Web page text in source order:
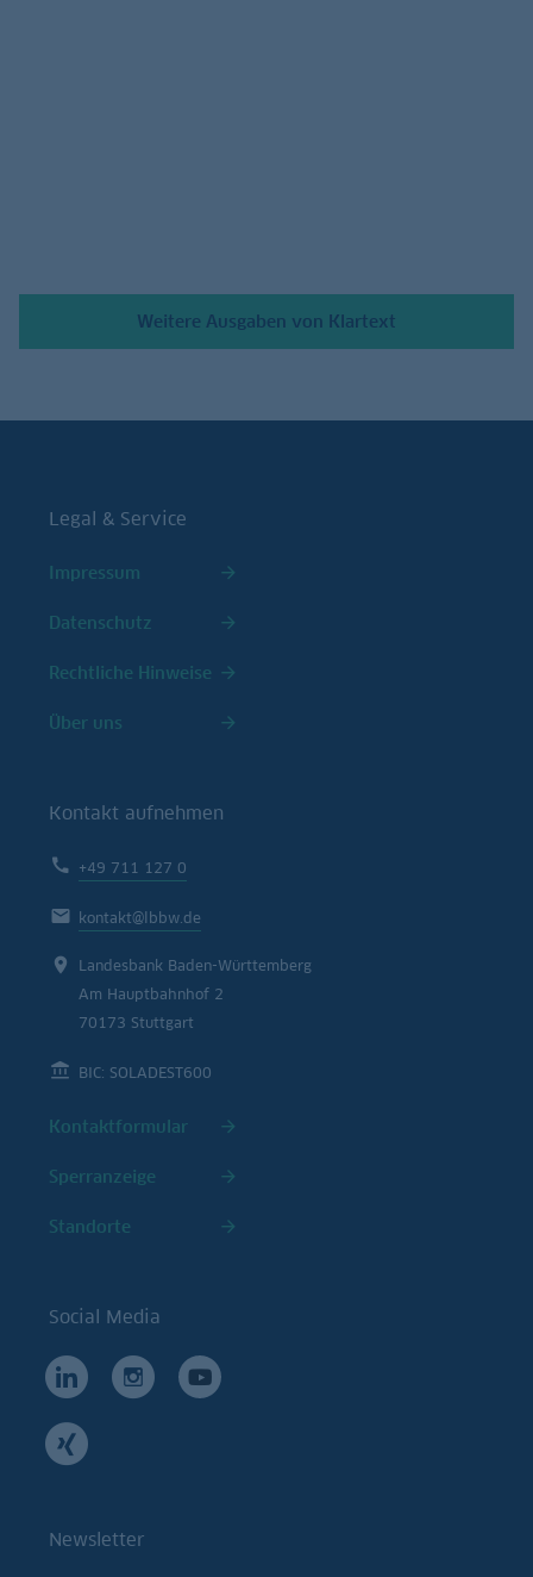
Weitere Ausgaben von Klartext
Legal & Service
Impressum
Datenschutz
Rechtliche Hinweise
Über uns
Kontakt aufnehmen
+49 711 127 0
kontakt@lbbw.de
Landesbank Baden-Württemberg
Am Hauptbahnhof 2
70173 Stuttgart
BIC: SOLADEST600
Kontaktformular
Sperranzeige
Standorte
Social Media
Newsletter